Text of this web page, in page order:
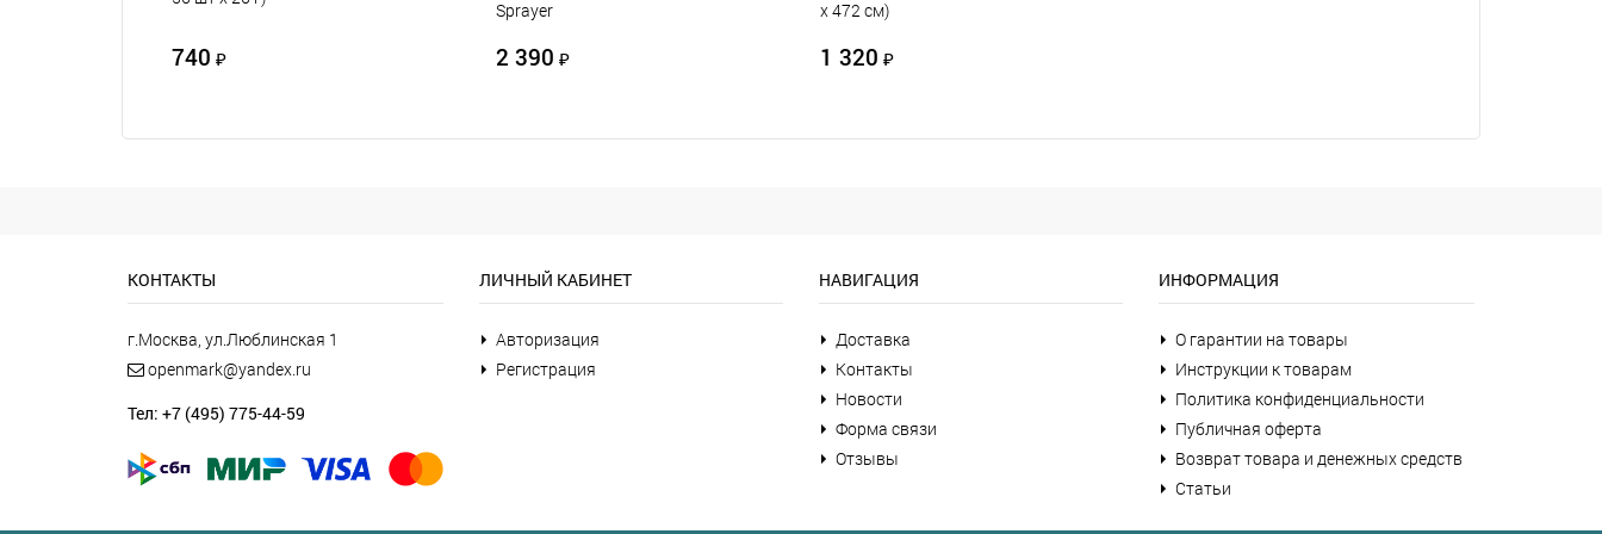
740 ₽
Sprayer
2 390 ₽
х 472 см)
1 320 ₽
КОНТАКТЫ
г.Москва, ул.Люблинская 1
openmark@yandex.ru
Тел: +7 (495) 775-44-59
ЛИЧНЫЙ КАБИНЕТ
Авторизация
Регистрация
НАВИГАЦИЯ
Доставка
Контакты
Новости
Форма связи
Отзывы
ИНФОРМАЦИЯ
О гарантии на товары
Инструкции к товарам
Политика конфиденциальности
Публичная оферта
Возврат товара и денежных средств
Статьи